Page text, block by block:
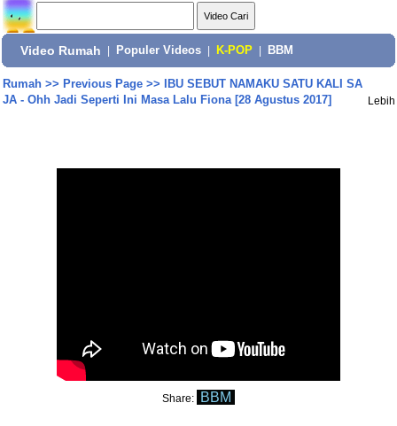
Video Rumah Populer Videos K-POP BBM
Rumah>> Previous Page>>
IBU SEBUT NAMAKU SATU KALI SA
JA - Ohh Jadi Seperti Ini Masa Lalu Fiona [28 Agustus 2017]
Lebih
Share: BBM